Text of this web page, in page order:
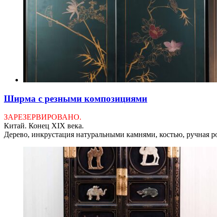
Ширма с резными композициями
ЗАРЕЗЕРВИРОВАНО.
Китай. Конец XIX века.
Дерево, инкрустация натуральными камнями, костью, ручная